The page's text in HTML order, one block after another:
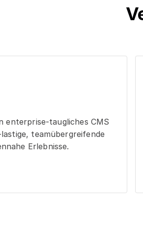
enterprise-taugliches CMS
teamübergreifende
Erlebnisse.